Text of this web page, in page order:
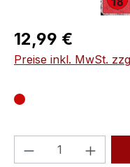
Regulärer Preis:
12,99 €
Preise inkl. MwSt.
Produkt